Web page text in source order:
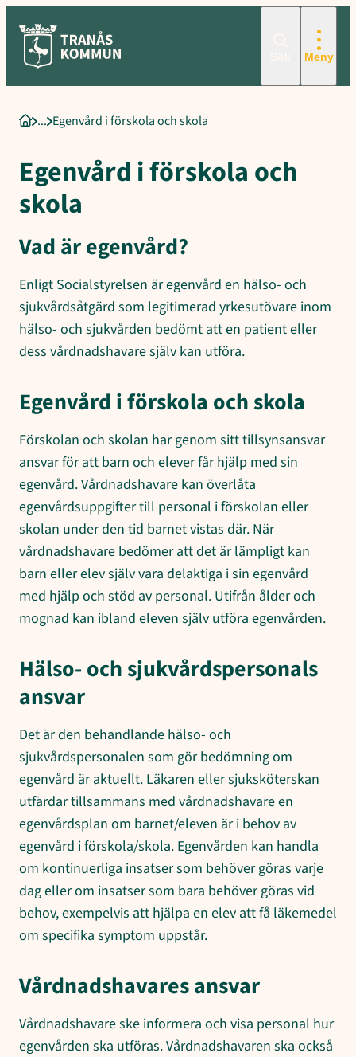
innehåll
Meny
StartsidaEgenvård i förskola och skola
Egenvård i förskola och
skola
Vad är egenvård?
Enligt Socialstyrelsen är egenvård en hälso- och
sjukvårdsåtgärd som legitimerad yrkesutövare inom
hälso- och sjukvården bedömt att en patient eller
dess vårdnadshavare själv kan utföra.
Egenvård i förskola och skola
Förskolan och skolan har genom sitt tillsynsansvar
ansvar för att barn och elever får hjälp med sin
egenvård. Vårdnadshavare kan överlåta
egenvårdsuppgifter till personal i förskolan eller
skolan under den tid barnet vistas där. När
vårdnadshavare bedömer att det är lämpligt kan
barn eller elev själv vara delaktiga i sin egenvård
med hjälp och stöd av personal. Utifrån ålder och
mognad kan ibland eleven själv utföra egenvården.
Hälso- och sjukvårdspersonals
ansvar
Det är den behandlande hälso- och
sjukvårdspersonalen som gör bedömning om
egenvård är aktuellt. Läkaren eller sjuksköterskan
utfärdar tillsammans med vårdnadshavare en
egenvårdsplan om barnet/eleven är i behov av
egenvård i förskola/skola. Egenvården kan handla
om kontinuerliga insatser som behöver göras varje
dag eller om insatser som bara behöver göras vid
behov, exempelvis att hjälpa en elev att få läkemedel
om specifika symptom uppstår.
Vårdnadshavares ansvar
Vårdnadshavare ske informera och visa personal hur
egenvården ska utföras. Vårdnadshavaren ska också